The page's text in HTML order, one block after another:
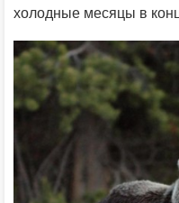
холодные месяцы в